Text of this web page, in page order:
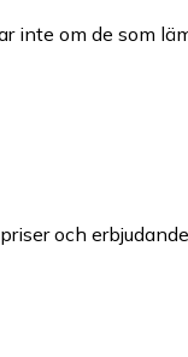
inte om de som
och